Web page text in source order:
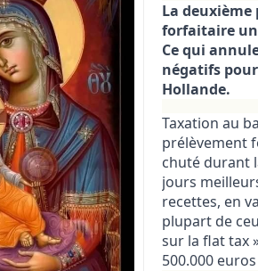
La
forfaitaire
Ce qui
négatifs
Hollande.
Taxation au
prélèvement
chuté durant
jours
recettes, en
plupart de
sur la flat tax
500.000